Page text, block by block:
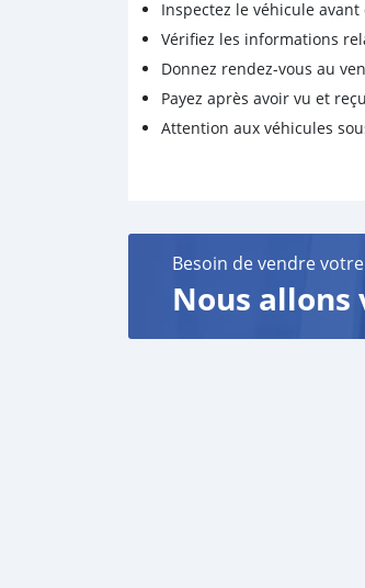
Inspectez le véhicule
Vérifiez les informations
Donnez rendez-vous au
Payez après avoir vu et
Attention aux véhicules
Besoin de vendre
Nous allons